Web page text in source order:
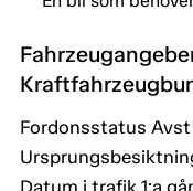
Fordonsstatus Avst